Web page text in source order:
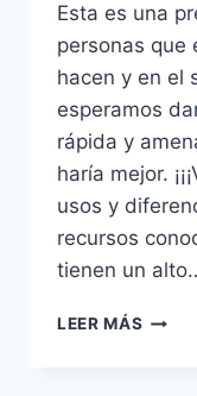
Esta es una
personas que
hacen y en el
esperamos
rápida y
haría mejor.
usos y
recursos
tienen un
LEER MÁS